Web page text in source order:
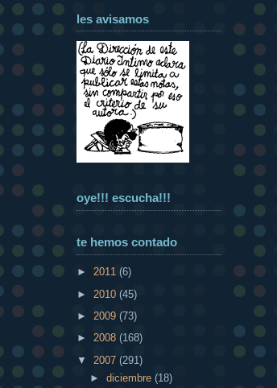
les avisamos
oye!!! escucha!!!
te hemos contado
► 2011 (6)
► 2010 (45)
► 2009 (73)
► 2008 (168)
▼ 2007 (291)
► diciembre (18)